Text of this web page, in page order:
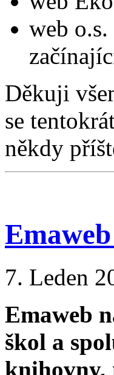
web
Děkuji
se
někdy
7. Leden
Emaweb
škol a
knihovny,